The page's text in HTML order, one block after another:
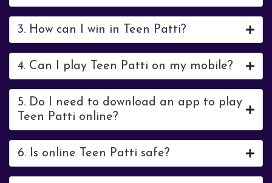
3. How can I win in Teen Patti?
4. Can I play Teen Patti on my mobile?
5. Do I need to download an app to play
Teen Patti online?
6. Is online Teen Patti safe?